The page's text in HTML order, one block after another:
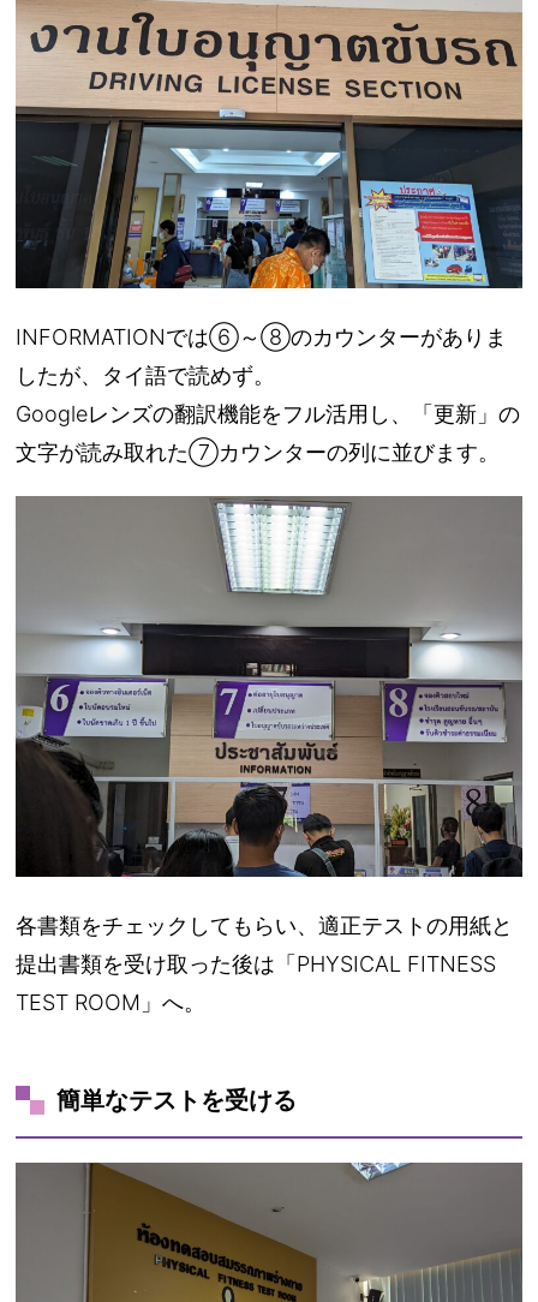
INFORMATIONでは⑥～⑧のカウンターがありま
したが、タイ語で読めず。
Googleレンズの翻訳機能をフル活用し、「更新」の
文字が読み取れた⑦カウンターの列に並びます。
各書類をチェックしてもらい、適正テストの用紙と
提出書類を受け取った後は「PHYSICAL FITNESS
TEST ROOM」へ。
簡単なテストを受ける